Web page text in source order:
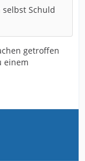
Schuld
getroffen
einem